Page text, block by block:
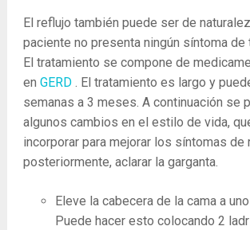
El reflujo también puede ser de
paciente no presenta ningún síntoma de
El tratamiento se compone de
en GERD . El tratamiento es largo y
semanas a 3 meses. A continuación se
algunos cambios en el estilo de vida,
incorporar para mejorar los síntomas de
posteriormente, aclarar la garganta.
Eleve la cabecera de la cama a
Puede hacer esto colocando 2